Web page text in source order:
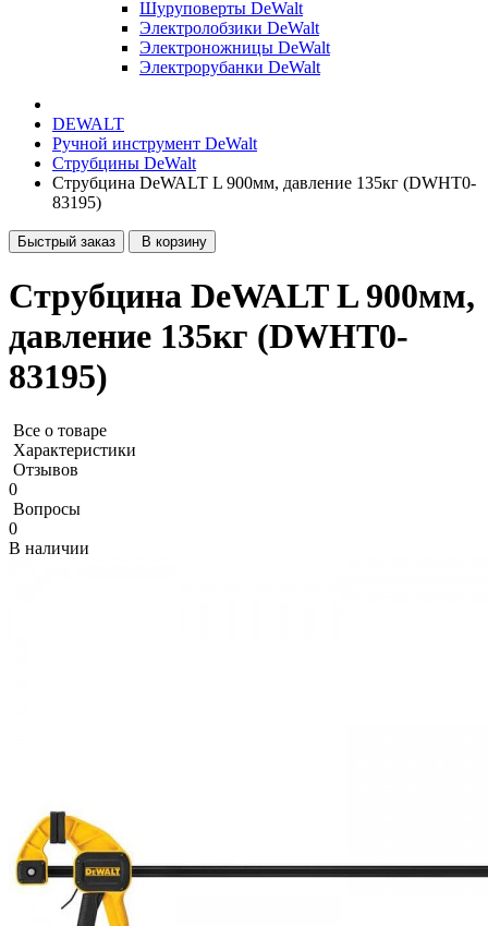
Шуруповерты DeWalt
Электролобзики DeWalt
Электроножницы DeWalt
Электрорубанки DeWalt
DEWALT
Ручной инструмент DeWalt
Струбцины DeWalt
Струбцина DeWALT L 900мм, давление 135кг (DWHT0-
83195)
Быстрый заказ В корзину
Струбцина DeWALT L 900мм,
давление 135кг (DWHT0-
83195)
Все о товаре
Характеристики
Отзывов
0
Вопросы
0
В наличии